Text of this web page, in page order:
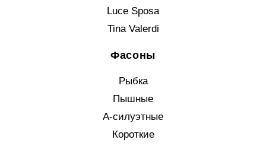
Luce Sposa
Tina Valerdi
Фасоны
Рыбка
Пышные
А-силуэтные
Короткие